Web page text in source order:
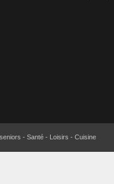
- Santé - Loisirs - Cuisine